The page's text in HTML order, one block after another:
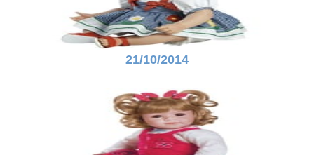
21/10/2014